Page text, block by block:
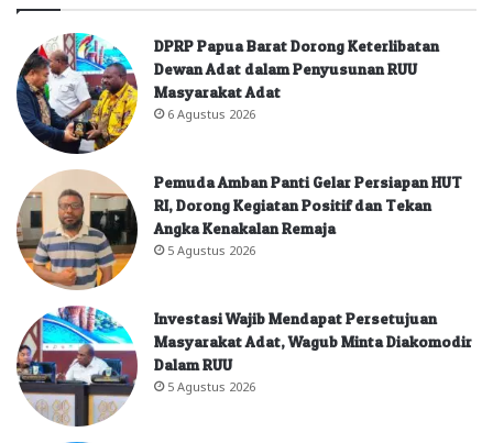
DPRP Papua Barat Dorong Keterlibatan
Dewan Adat dalam Penyusunan RUU
Masyarakat Adat
6 Agustus 2026
Pemuda Amban Panti Gelar Persiapan HUT
RI, Dorong Kegiatan Positif dan Tekan
Angka Kenakalan Remaja
5 Agustus 2026
Investasi Wajib Mendapat Persetujuan
Masyarakat Adat, Wagub Minta Diakomodir
Dalam RUU
5 Agustus 2026